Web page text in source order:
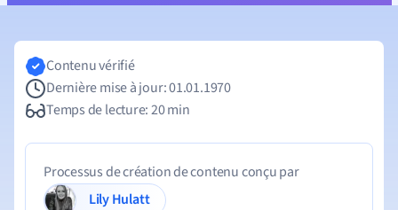
Contenu vérifié
Dernière mise à jour: 01.01.1970
Temps de lecture: 20 min
Processus de création de contenu conçu par
Lily Hulatt